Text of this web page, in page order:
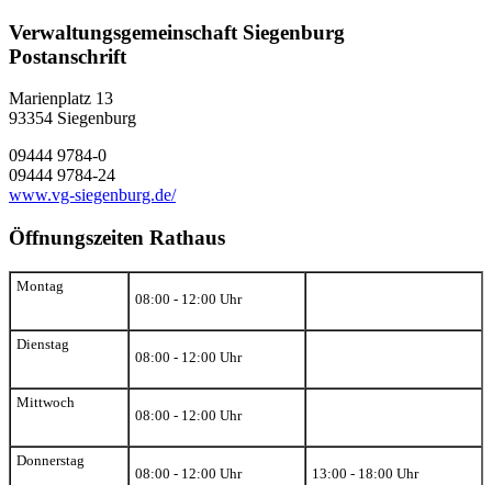
Verwaltungsgemeinschaft Siegenburg
Postanschrift
Marienplatz 13
93354 Siegenburg
09444 9784-0
09444 9784-24
www.vg-siegenburg.de/
Öffnungszeiten Rathaus
Montag
08:00 - 12:00 Uhr
Dienstag
08:00 - 12:00 Uhr
Mittwoch
08:00 - 12:00 Uhr
Donnerstag
08:00 - 12:00 Uhr
13:00 - 18:00 Uhr